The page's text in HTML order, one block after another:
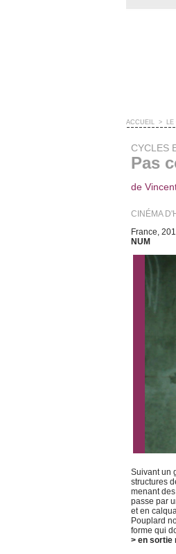
ACCUEIL > LE
CYCLES
Pas
de
CINÉMA
France,
NUM
Suivant un
structures
menant
passe par
et en
Pouplard
forme qui
> en sortie